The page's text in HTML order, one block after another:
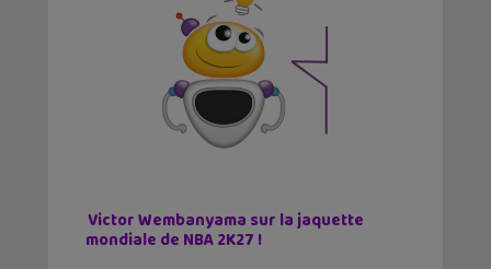
Victor Wembanyama sur la jaquette
mondiale de NBA 2K27 !